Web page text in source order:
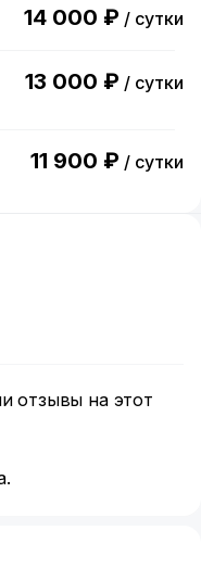
14 000 ₽ / сутки
13 000 ₽ / сутки
11 900 ₽ / сутки
отзывы на этот